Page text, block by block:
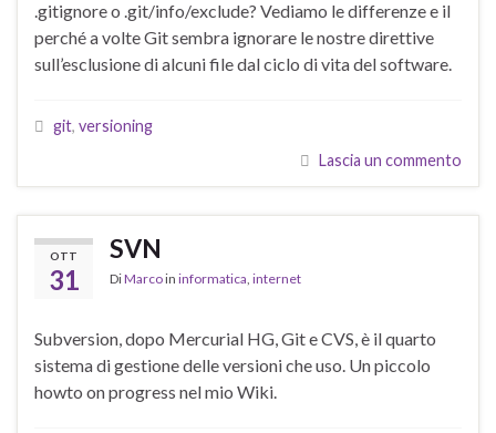
.gitignore o .git/info/exclude? Vediamo le differenze e il
perché a volte Git sembra ignorare le nostre direttive
sull’esclusione di alcuni file dal ciclo di vita del software.
git, versioning
Lascia un commento
OTT
31
SVN
DiMarcoin informatica internet
Subversion, dopo Mercurial HG, Git e CVS, è il quarto
sistema di gestione delle versioni che uso. Un piccolo
howto on progress nel mio Wiki.